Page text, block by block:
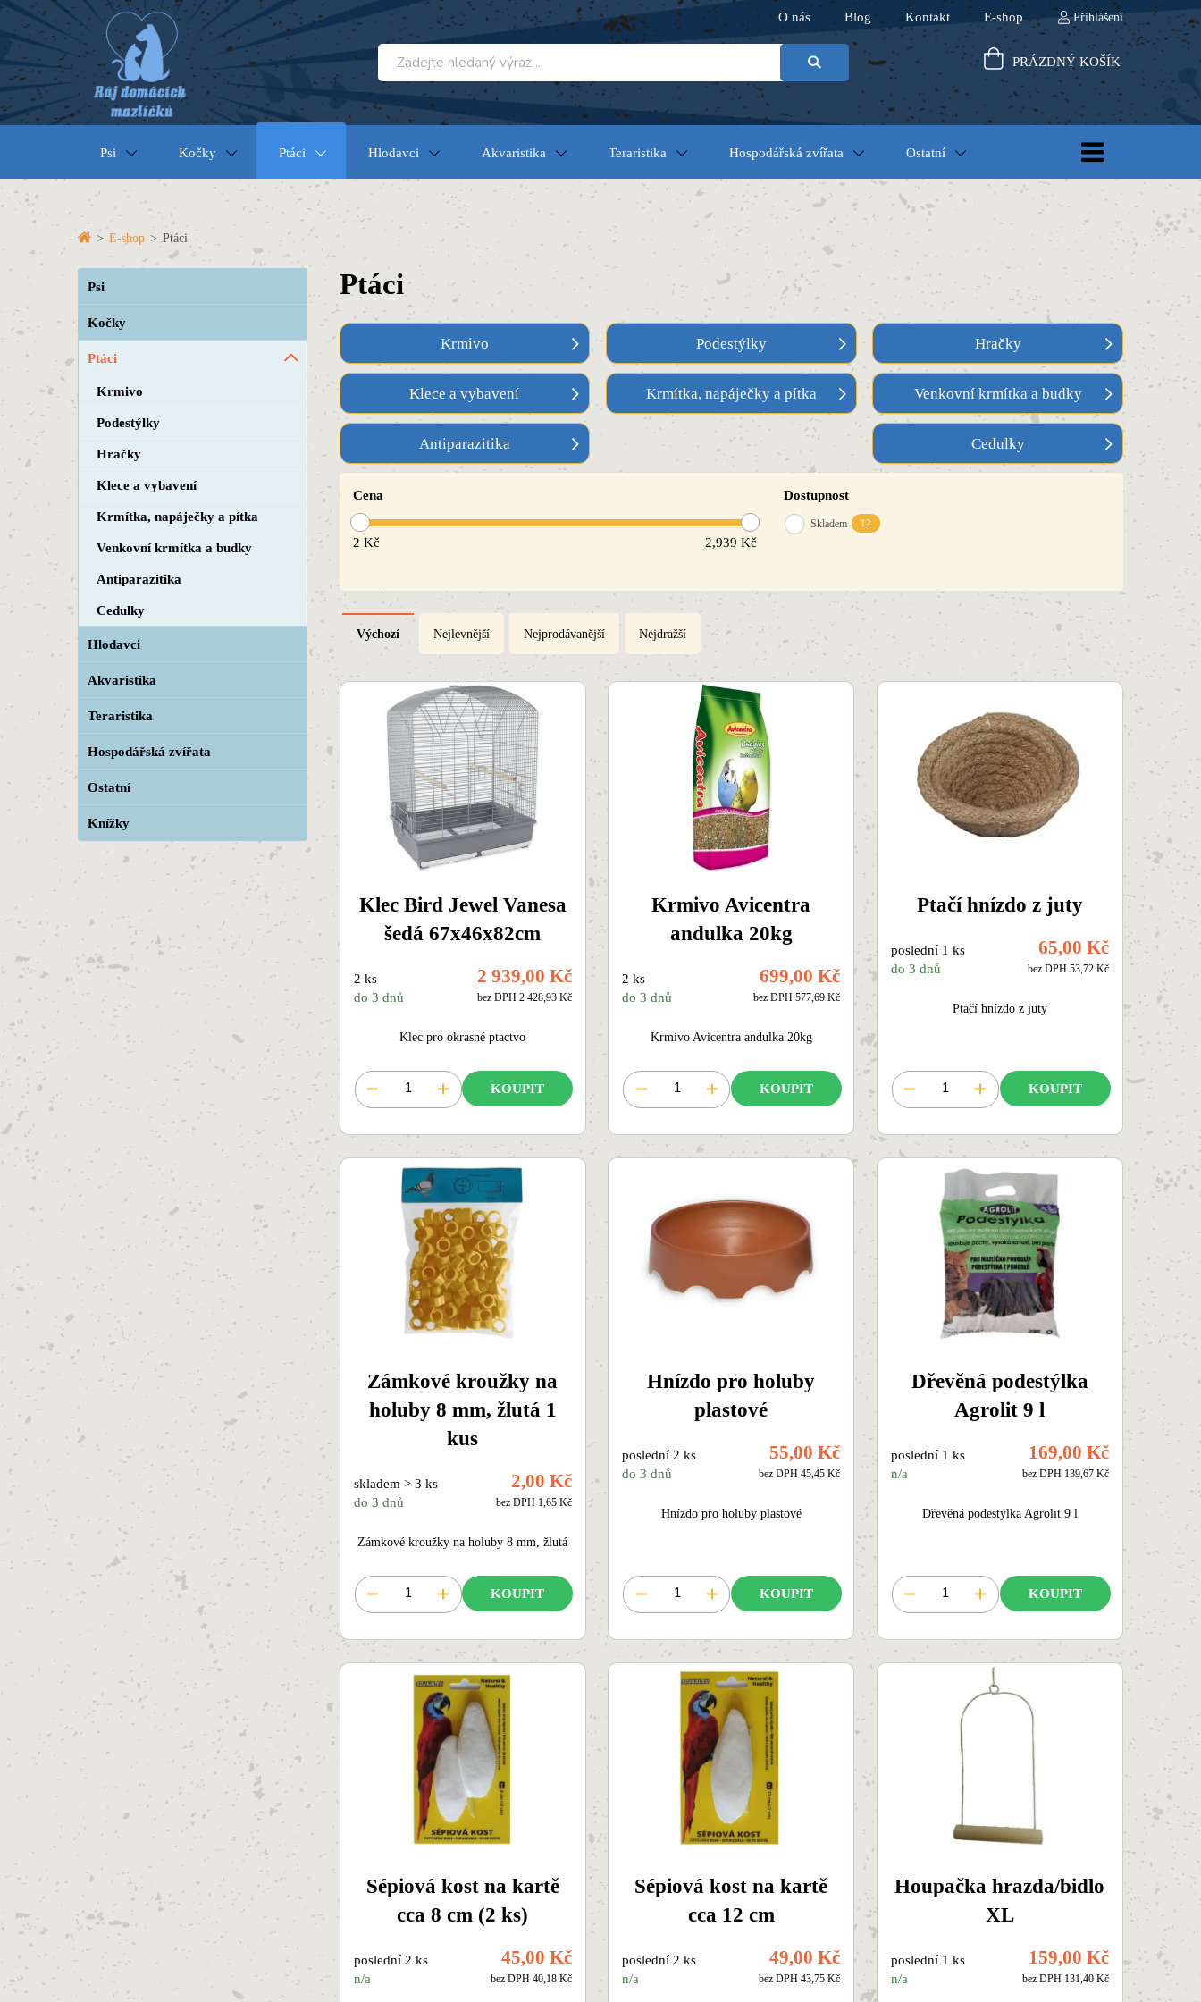
O nás Blog Kontakt E-shop Přihlášení
PRÁZDNÝ KOŠÍK
Psi Kočky Ptáci Hlodavci Akvaristika Teraristika Hospodářská zvířata Ostatní
> E-shop > Ptáci
Psi
Kočky
Ptáci
Krmivo
Podestýlky
Hračky
Klece a vybavení
Krmítka, napáječky a pítka
Venkovní krmítka a budky
Antiparazitika
Cedulky
Hlodavci
Akvaristika
Teraristika
Hospodářská zvířata
Ostatní
Knížky
Ptáci
Krmivo Podestýlky Hračky
Klece a vybavení Krmítka, napáječky a pítka Venkovní krmítka a budky
Antiparazitika Cedulky
Cena
2 Kč 2,939 Kč
Dostupnost
Skladem 12
Výchozí Nejlevnější Nejprodávanější Nejdražší
Klec Bird Jewel Vanesa
šedá 67x46x82cm
2 ks
do 3 dnů
2 939,00 Kč
bez DPH 2 428,93 Kč
Klec pro okrasné ptactvo
KOUPIT
Krmivo Avicentra
andulka 20kg
2 ks
do 3 dnů
699,00 Kč
bez DPH 577,69 Kč
Krmivo Avicentra andulka 20kg
KOUPIT
Ptačí hnízdo z juty
poslední 1 ks
do 3 dnů
65,00 Kč
bez DPH 53,72 Kč
Ptačí hnízdo z juty
KOUPIT
Zámkové kroužky na
holuby 8 mm, žlutá 1
kus
skladem > 3 ks
do 3 dnů
2,00 Kč
bez DPH 1,65 Kč
Zámkové kroužky na holuby 8 mm, žlutá
KOUPIT
Hnízdo pro holuby
plastové
poslední 2 ks
do 3 dnů
55,00 Kč
bez DPH 45,45 Kč
Hnízdo pro holuby plastové
KOUPIT
Dřevěná podestýlka
Agrolit 9 l
poslední 1 ks
n/a
169,00 Kč
bez DPH 139,67 Kč
Dřevěná podestýlka Agrolit 9 l
KOUPIT
Sépiová kost na kartě
cca 8 cm (2 ks)
poslední 2 ks
n/a
45,00 Kč
bez DPH 40,18 Kč
Sépiová kost na kartě
cca 12 cm
poslední 2 ks
n/a
49,00 Kč
bez DPH 43,75 Kč
Houpačka hrazda/bidlo
XL
poslední 1 ks
n/a
159,00 Kč
bez DPH 131,40 Kč